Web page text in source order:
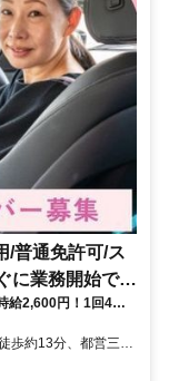
/普通免許可/ス
に業務開始でき
給2,600円！1回4時
週1回・4時間でOK
OK！
歩約13分、都営三田